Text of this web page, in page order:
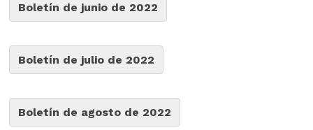
Boletín de junio de 2022
Boletín de julio de 2022
Boletín de agosto de 2022